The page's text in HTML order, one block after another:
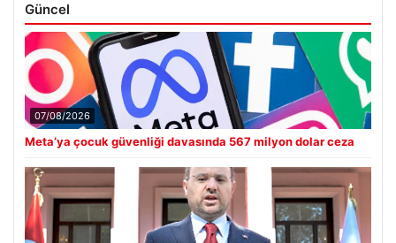
Güncel
07/08/2026
Meta’ya çocuk güvenliği davasında 567 milyon dolar ceza